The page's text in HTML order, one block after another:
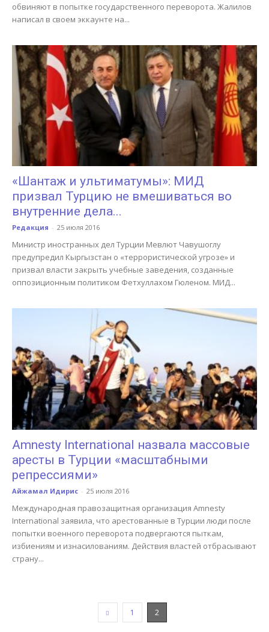
обвиняют в попытке государственного переворота. Жалилов
написал в своем эккаунте на...
«Шантаж и ультиматумы»: МИД
призвал Турцию не вмешиваться во
внутренние дела...
Редакция - 25 июля 2016
Министр иностранных дел Турции Мевлют Чавушоглу
предупредил Кыргызстан о «террористической угрозе» и
призвал власти закрыть учебные заведения, созданные
оппозиционным политиком Фетхуллахом Гюленом. МИД...
Amnesty International назвала массовые
аресты в Турции «масштабными
репрессиями»
Айжамал Идирис - 25 июля 2016
Международная правозащитная организация Amnesty
International заявила, что арестованные в Турции люди после
попытки военного переворота подвергаются пыткам,
избиениям и изнасилованиям. Действия властей отбрасывают
страну...
1 2